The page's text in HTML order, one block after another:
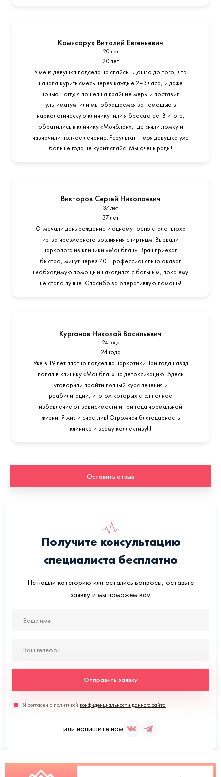
Комисарук Виталий Евгеньевич
20 лет
20 лет
У меня девушка подсела на спайсы. Дошло до того, что
начала курить смесь через каждые 2–3 часа, и даже
ночью. Тогда я пошел на крайние меры и поставил
ультиматум: или мы обращаемся за помощью в
наркологическую клинику, или я бросаю ее. В итоге,
обратились в клинику «Монблан», где сняли ломку и
назначили полное лечение. Результат – моя девушка уже
больше года не курит спайс. Мы очень рады!
Викторов Сергей Николаевич
37 лет
37 лет
Отмечали день рождение и одному гостю стало плохо
из-за чрезмерного возлияния спиртным. Вызвали
нарколога из клиники «Монблан». Врач приехал
быстро, минут через 40. Профессионально оказал
необходимую помощь и находился с больным, пока ему
не стало лучше. Спасибо за оперативную помощь!
Курганов Николай Васильевич
24 года
24 года
Уже в 19 лет плотно подсел на наркотики. Три года назад
попал в клинику «Монблан» на детоксикацию. Здесь
уговорили пройти полный курс лечения и
реабилитации, итогом которых стал полное
избавление от зависимости и три года нормальной
жизни. Я жив и счастлив! Огромная благодарность
клинике и всему коллективу!!!
Оставить отзыв
Получите консультацию
специалиста бесплатно
Не нашли категорию или остались вопросы, оставьте
заявку и мы поможем вам
Отправить заявку
Я согласен с политикой конфиденциальности данного сайта
или напишите нам